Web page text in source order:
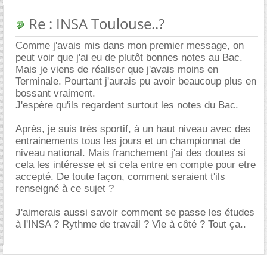
Re : INSA Toulouse..?
Comme j'avais mis dans mon premier message, on
peut voir que j'ai eu de plutôt bonnes notes au Bac.
Mais je viens de réaliser que j'avais moins en
Terminale. Pourtant j'aurais pu avoir beaucoup plus en
bossant vraiment.
J'espère qu'ils regardent surtout les notes du Bac.
Après, je suis très sportif, à un haut niveau avec des
entrainements tous les jours et un championnat de
niveau national. Mais franchement j'ai des doutes si
cela les intéresse et si cela entre en compte pour etre
accepté. De toute façon, comment seraient t'ils
renseigné à ce sujet ?
J'aimerais aussi savoir comment se passe les études
à l'INSA ? Rythme de travail ? Vie à côté ? Tout ça..